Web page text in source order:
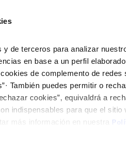
y de terceros para analizar
en base a un perfil
de complemento de
También puedes permitir o
cookies”, equivaldrá a
indispensables para que el
más información en nuestra
titular
subministrament
de subministrament
AL CLIENT
contacte
i afectacions
la qualitat de l’aigua